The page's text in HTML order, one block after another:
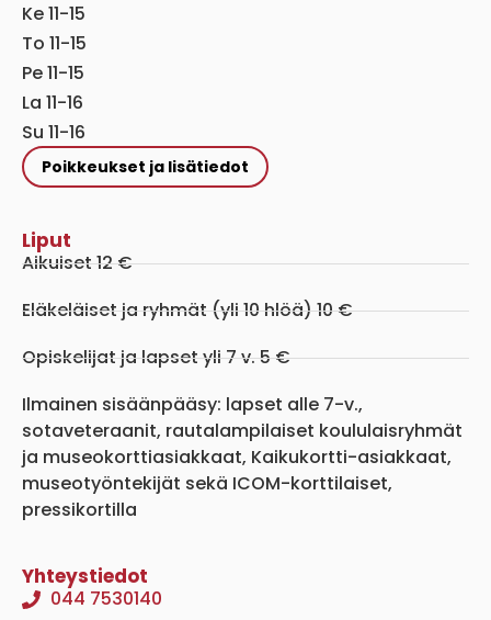
Ke 11-15
To 11-15
Pe 11-15
La 11-16
Su 11-16
Poikkeukset ja lisätiedot
Liput
Aikuiset 12 €
Eläkeläiset ja ryhmät (yli 10 hlöä) 10 €
Opiskelijat ja lapset yli 7 v. 5 €
Ilmainen sisäänpääsy: lapset alle 7-v.,
sotaveteraanit, rautalampilaiset koululaisryhmät
ja museokorttiasiakkaat, Kaikukortti-asiakkaat,
museotyöntekijät sekä ICOM-korttilaiset,
pressikortilla
Yhteystiedot
044 7530140